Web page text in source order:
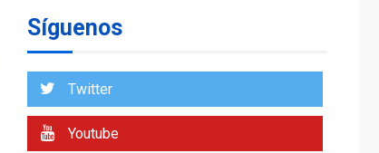
1
Ávila
ÚLTIMA HORA
Síguenos
Twitter
Youtube